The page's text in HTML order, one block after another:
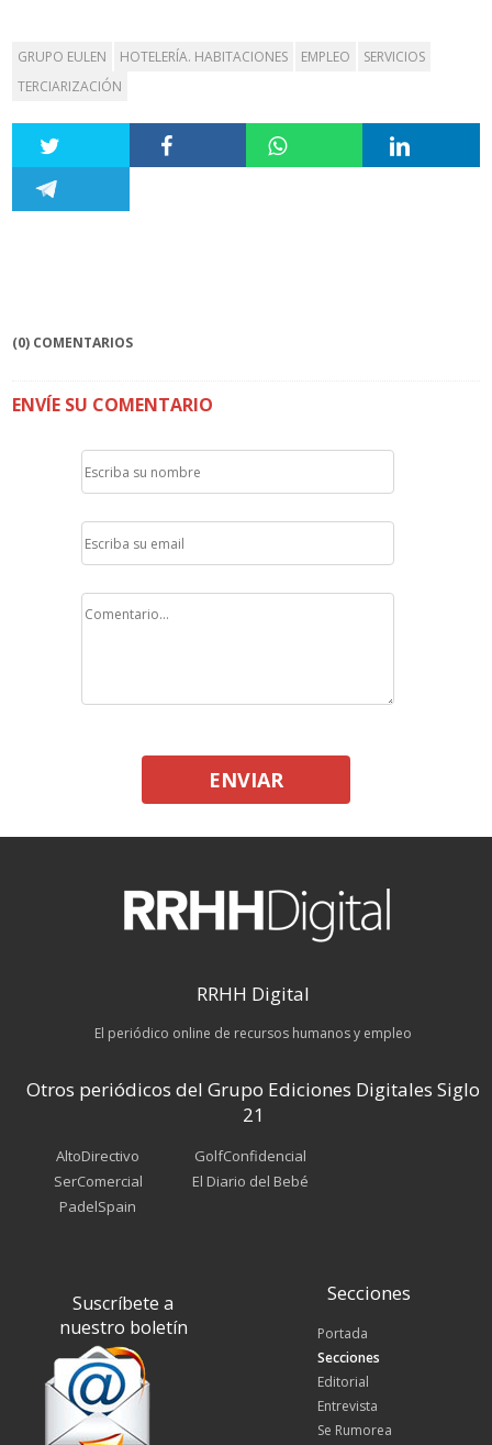
GRUPO EULEN HOTELERÍA. HABITACIONES EMPLEO
SERVICIOS
TERCIARIZACIÓN
(0) COMENTARIOS
ENVÍE SU COMENTARIO
ENVIAR
RRHH Digital
El periódico online de recursos humanos y empleo
Otros periódicos del Grupo Ediciones Digitales Siglo
21
AltoDirectivo
SerComercial
PadelSpain
GolfConfidencial
El Diario del Bebé
Suscríbete a
nuestro boletín
Secciones
Portada
Secciones
Editorial
Entrevista
Se Rumorea